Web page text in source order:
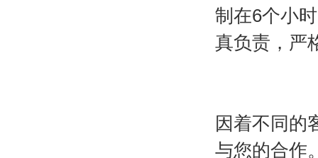
制在6个小
真负责，严
因着不同的
与您的合作